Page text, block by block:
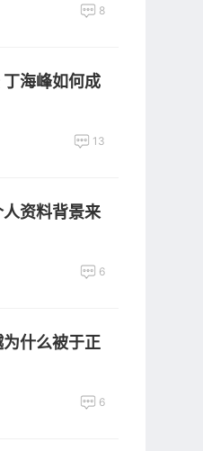
8
海峰如何成
13
资料背景来
6
什么被于正
6